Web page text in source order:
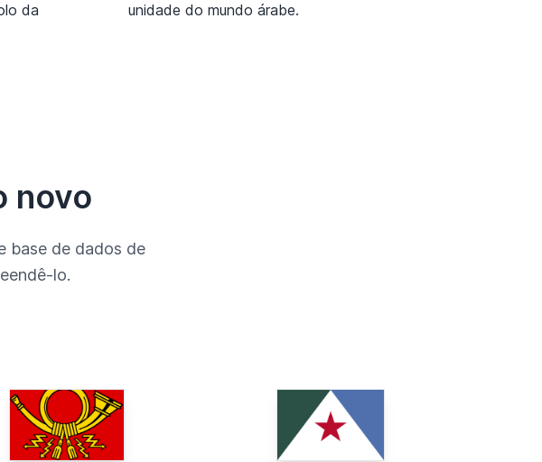
da
unidade do mundo árabe.
novo
base de dados de
lo.